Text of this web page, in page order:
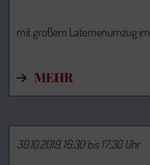
mit großem Laternenumzug im
MEHR
30.10.2019, 16:30 bis 17:30 Uhr